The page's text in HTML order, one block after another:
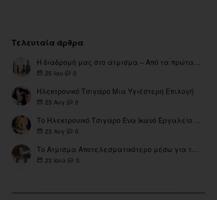
Τελευταία άρθρα
Η διαδρομή μας στο άτμισμα – Από τα πρώτα eGo έως τη σύγχρονη εποχή
25 Ιαν 0
Ηλεκτρονικό Τσιγάρο Μια Υγιέστερη Επιλογή
23 Αυγ 0
Το Ηλεκτρονικό Τσιγάρο Ένα Ικανό Εργαλείο για τη Διακοπή του Καπνίσματος
23 Αυγ 0
Το Ατμισμα Αποτελεσματικότερο μέσω για την διακοπή Καπνίσματος
23 Ιουλ 0